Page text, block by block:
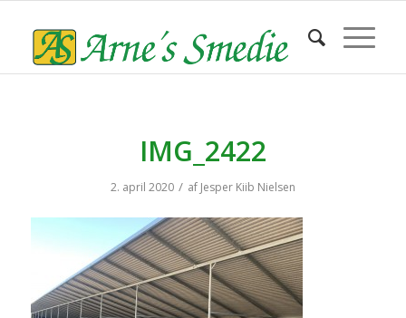
IMG_2422
2. april 2020 / af Jesper Kiib Nielsen